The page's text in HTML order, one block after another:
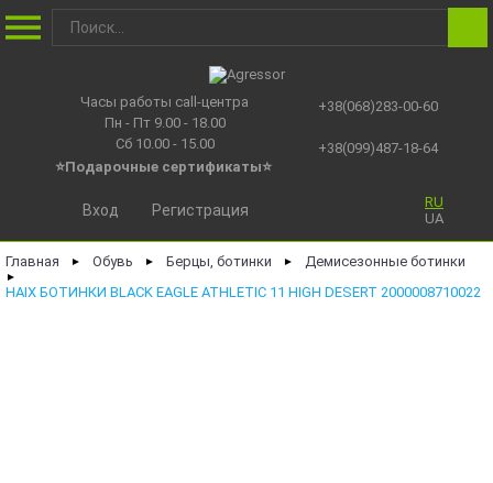
Часы работы call-центра
Пн - Пт 9.00 - 18.00
Сб 10.00 - 15.00
⭐Подарочные сертификаты⭐
+38(068)283-00-60
+38(099)487-18-64
RU
UA
Вход Регистрация
Главная ► Обувь ► Берцы, ботинки ► Демисезонные ботинки
►
HAIX БОТИНКИ BLACK EAGLE ATHLETIC 11 HIGH DESERT 2000008710022